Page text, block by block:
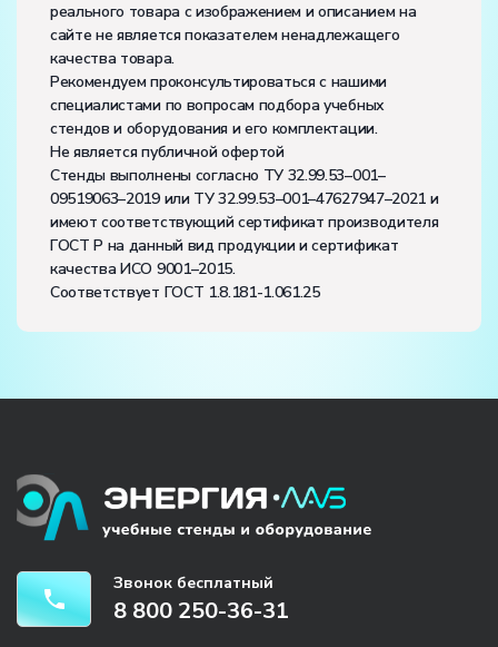
реального товара с изображением и описанием на
сайте не является показателем ненадлежащего
качества товара.
Рекомендуем проконсультироваться с нашими
специалистами по вопросам подбора учебных
стендов и оборудования и его комплектации.
Не является публичной офертой
Стенды выполнены согласно ТУ 32.99.53–001–
09519063–2019 или ТУ 32.99.53–001–47627947–2021 и
имеют соответствующий сертификат производителя
ГОСТ Р на данный вид продукции и сертификат
качества ИСО 9001–2015.
Соответствует ГОСТ 1.8.181-1.061.25
Звонок бесплатный
8 800 250-36-31